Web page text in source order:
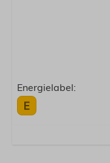
Energielabel: